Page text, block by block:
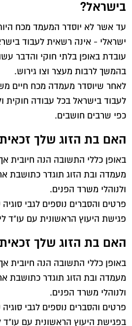
בישראל?
עד אשר לא יוסדר המעמד מכח
ישראלי - אינה רשאית לעבוד
עובדת באופן בלתי חוקי והדבר
בהמשך לרבות מעצר וצו גירוש.
לאחר שיוסדר מעמדה מכח חיים
לעבוד בישראל בכל עבודה חוקית
כפי שרבים חושבים.
האם בת הזוג שלך
באופן כללי התשובה הנה חיובית
מעמדה ובת הזוג תוגדר כתושבת
ולנוהלי משרד הפנים.
פרטים והסברים נוספים לגבי
פגישת היעוץ הראשונית עם עו"ד
האם בת הזוג שלך
באופן כללי התשובה הנה חיובית
מעמדה ובת הזוג תוגדר כתושבת
ולנוהלי משרד הפנים.
פרטים והסברים נוספים לגבי סוגיה
בפגישת היעוץ הראשונית עם עו"ד